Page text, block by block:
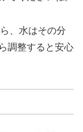
、水はその分
調整すると安心